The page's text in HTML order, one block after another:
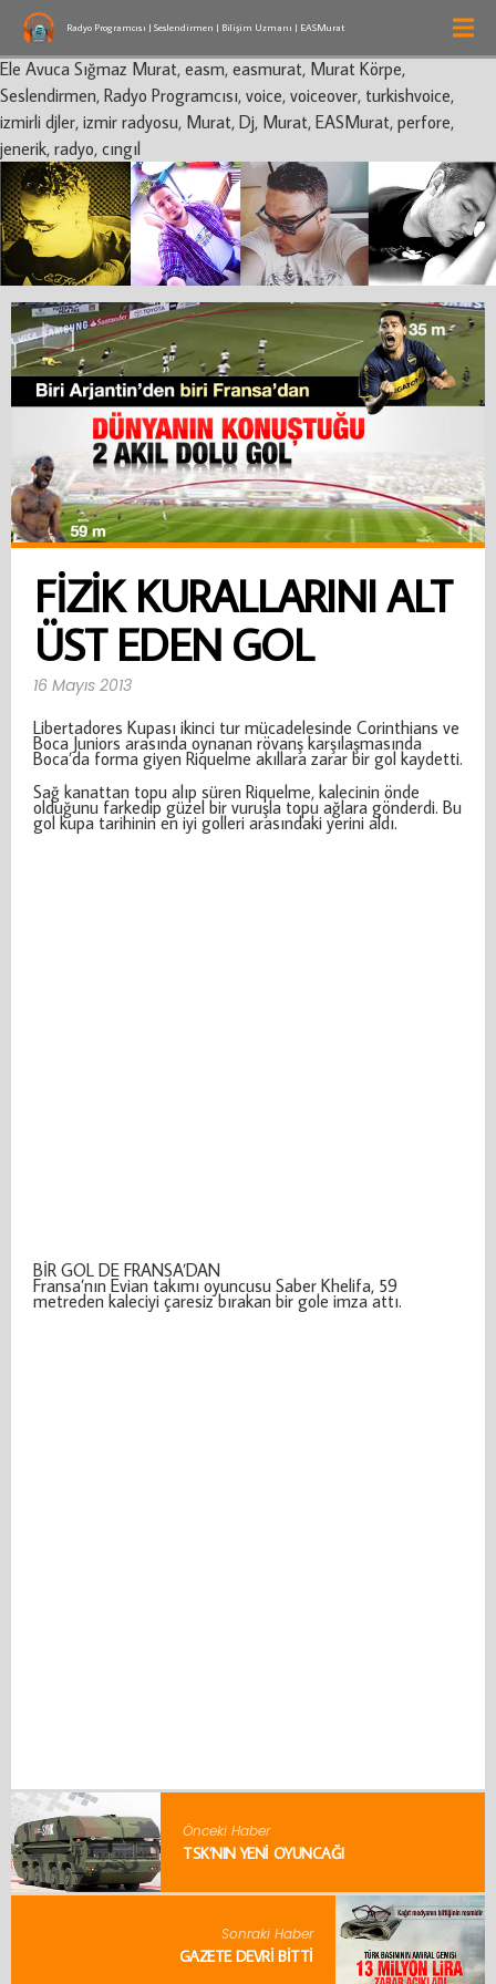
Ele Avuca Sığmaz Murat, easm, easmurat, Murat Körpe,
Seslendirmen, Radyo Programcısı, voice, voiceover, turkishvoice,
izmirli djler, izmir radyosu, Murat, Dj, Murat, EASMurat, perfore,
jenerik, radyo, cıngıl
Radyo Programcısı | Seslendirmen | Bilişim Uzmanı | EASMurat
FIZIK KURALLARINI ALT
ÜST EDEN GOL
16 Mayıs 2013
Libertadores Kupası ikinci tur mücadelesinde Corinthians ve
Boca Juniors arasında oynanan rövanş karşılaşmasında
Boca’da forma giyen Riquelme akıllara zarar bir gol kaydetti.
Sağ kanattan topu alıp süren Riquelme, kalecinin önde
olduğunu farkedip güzel bir vuruşla topu ağlara gönderdi. Bu
gol kupa tarihinin en iyi golleri arasındaki yerini aldı.
BİR GOL DE FRANSA’DAN
Fransa’nın Evian takımı oyuncusu Saber Khelifa, 59
metreden kaleciyi çaresiz bırakan bir gole imza attı.
Önceki Haber
TSK’NIN YENI OYUNCAĞI
Sonraki Haber
GAZETE DEVRI BITTI